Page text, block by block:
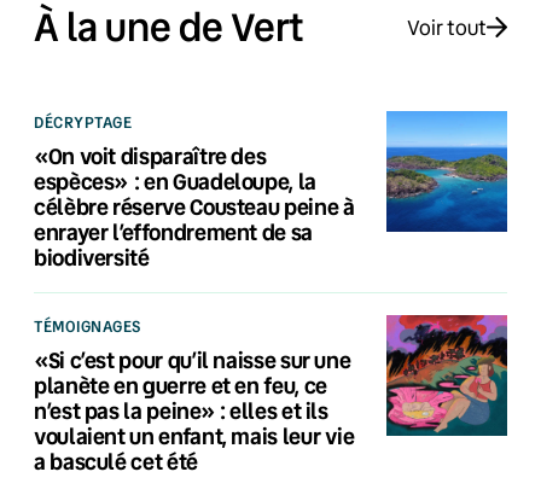
À la une de Vert Voir tout
DÉCRYPTAGE
«On voit disparaître des
espèces» : en Guadeloupe, la
célèbre réserve Cousteau peine à
enrayer l’effondrement de sa
biodiversité
TÉMOIGNAGES
«Si c’est pour qu’il naisse sur une
planète en guerre et en feu, ce
n’est pas la peine» : elles et ils
voulaient un enfant, mais leur vie
a basculé cet été